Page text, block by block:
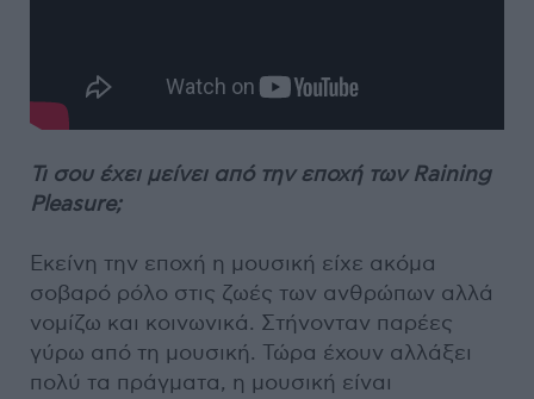
Τι σου έχει μείνει από την εποχή των Raining
Pleasure;
Εκείνη την εποχή η μουσική είχε ακόμα
σοβαρό ρόλο στις ζωές των ανθρώπων αλλά
νομίζω και κοινωνικά. Στήνονταν παρέες
γύρω από τη μουσική. Τώρα έχουν αλλάξει
πολύ τα πράγματα, η μουσική είναι